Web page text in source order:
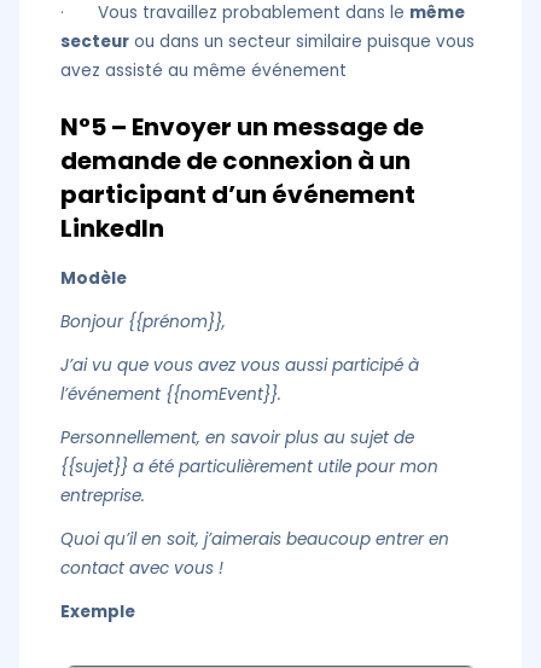
· Vous travaillez probablement dans le même
secteur ou dans un secteur similaire puisque vous
avez assisté au même événement
N°5 – Envoyer un message de
demande de connexion à un
participant d’un événement
LinkedIn
Modèle
Bonjour {{prénom}},
J’ai vu que vous avez vous aussi participé à
l’événement {{nomEvent}}.
Personnellement, en savoir plus au sujet de
{{sujet}} a été particulièrement utile pour mon
entreprise.
Quoi qu’il en soit, j’aimerais beaucoup entrer en
contact avec vous !
Exemple